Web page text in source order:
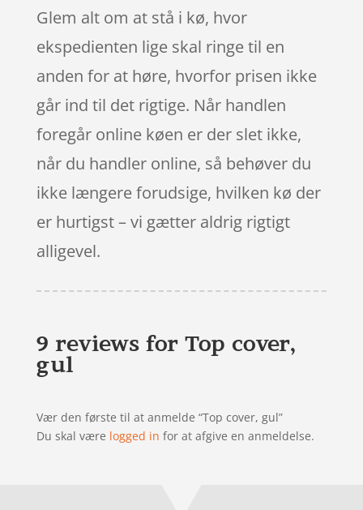
Glem alt om at stå i kø, hvor
ekspedienten lige skal ringe til en
anden for at høre, hvorfor prisen ikke
går ind til det rigtige. Når handlen
foregår online køen er der slet ikke,
når du handler online, så behøver du
ikke længere forudsige, hvilken kø der
er hurtigst – vi gætter aldrig rigtigt
alligevel.
9 reviews for Top cover,
gul
Vær den første til at anmelde “Top cover, gul”
Du skal være logged in for at afgive en anmeldelse.